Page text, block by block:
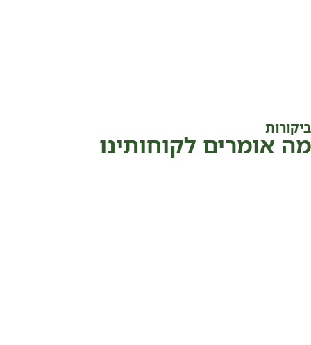
ביקורות
מה אומרים לקוחותינו